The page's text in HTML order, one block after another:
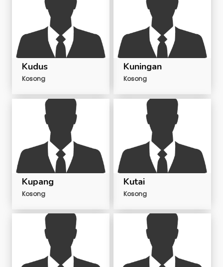
Kudus
Kosong
Kuningan
Kosong
Kupang
Kosong
Kutai
Kosong